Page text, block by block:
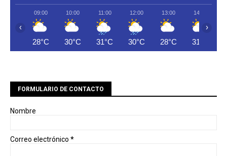
09:00
28°C
10:00
30°C
11:00
31°C
12:00
30°C
13:00
28°C
14:00
31°C
‹ ›
FORMULARIO DE CONTACTO
Nombre
Correo electrónico *